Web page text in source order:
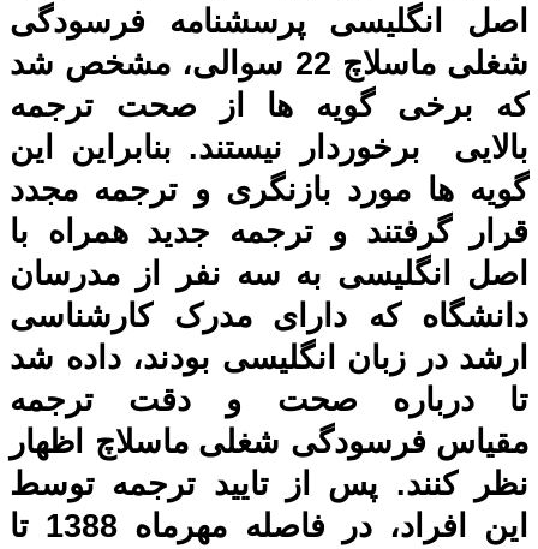
اصل انگلیسی پرسشنامه فرسودگی
شغلی ماسلاچ 22 سوالی، مشخص شد
که برخی گویه ها از صحت ترجمه
بالایی برخوردار نیستند. بنابراین این
گویه ها مورد بازنگری و ترجمه مجدد
قرار گرفتند و ترجمه جدید همراه با
اصل انگلیسی به سه نفر از مدرسان
دانشگاه که دارای مدرک کارشناسی
ارشد در زبان انگلیسی بودند، داده شد
تا درباره صحت و دقت ترجمه
مقیاس فرسودگی شغلی ماسلاچ اظهار
نظر کنند. پس از تایید ترجمه توسط
این افراد، در فاصله مهرماه 1388 تا